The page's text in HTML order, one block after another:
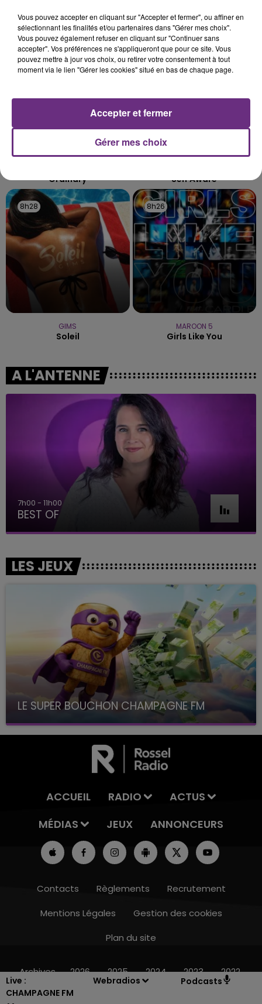
Live :
CHAMPAGNE FM
Webradios Podcasts
16h00 - 20h00
TITRES DIFFUSÉS
8h37
8h37
Ordinary
8h34
8h34
Self Aware
8h28
8h28
GIMS
Soleil
8h26
8h26
MAROON 5
Girls Like You
A L'ANTENNE
7h00 - 11h00
BEST OF
LES JEUX
LE SUPER BOUCHON CHAMPAGNE FM
avec La Famille Champagne FM, à 8H10
ACCUEIL RADIO
ACTUS
MÉDIAS
JEUX ANNONCEURS
Contacts Règlements
Recrutement
Mentions Légales
Gestion des cookies
Plan du site
Archives 2026 2025 2024 2023 2022
Vous pouvez accepter en cliquant sur "Accepter et fermer", ou affiner en
sélectionnant les finalités et/ou partenaires dans "Gérer mes choix".
Vous pouvez également refuser en cliquant sur "Continuer sans
accepter". Vos préférences ne s'appliqueront que pour ce site. Vous
pouvez mettre à jour vos choix, ou retirer votre consentement à tout
moment via le lien "Gérer les cookies" situé en bas de chaque page.
Gérer mes choix
Accepter et fermer